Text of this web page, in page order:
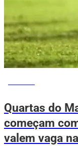
Quartas do
começam
valem vaga